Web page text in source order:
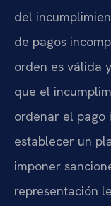
del
de pagos
orden es válida
que el
ordenar el pago
establecer un
imponer
representación